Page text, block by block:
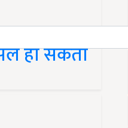
हो सकती